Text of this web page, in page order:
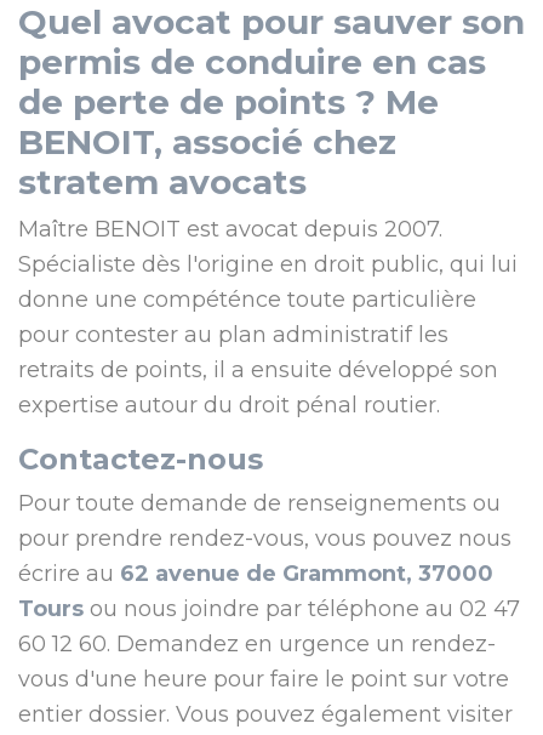
Quel avocat pour sauver son
permis de conduire en cas
de perte de points ? Me
BENOIT, associé chez
stratem avocats
Maître BENOIT est avocat depuis 2007.
Spécialiste dès l'origine en droit public, qui lui
donne une compéténce toute particulière
pour contester au plan administratif les
retraits de points, il a ensuite développé son
expertise autour du droit pénal routier.
Contactez-nous
Pour toute demande de renseignements ou
pour prendre rendez-vous, vous pouvez nous
écrire au 62 avenue de Grammont, 37000
Tours ou nous joindre par téléphone au 02 47
60 12 60. Demandez en urgence un rendez-
vous d'une heure pour faire le point sur votre
entier dossier. Vous pouvez également visiter